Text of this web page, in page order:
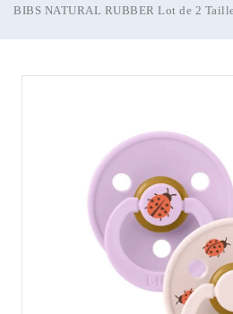
BIBS NATURAL RUBBER Lot de 2